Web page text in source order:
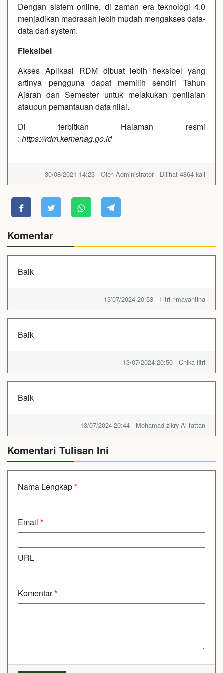
Dengan sistem online, di zaman era teknologi 4.0
menjadikan madrasah lebih mudah mengakses data-
data dari system.
Fleksibel
Akses Aplikasi RDM dibuat lebih fleksibel yang
artinya pengguna dapat memilih sendiri Tahun
Ajaran dan Semester untuk melakukan penilaian
ataupun pemantauan data nilai.
Di terbitkan Halaman resmi
: https://rdm.kemenag.go.id
30/08/2021 14:23 - Oleh Administrator - Dilihat 4864 kali
Komentar
Baik
13/07/2024 20:53 - Fitri rimayantina
Baik
13/07/2024 20:50 - Chika fitri
Baik
13/07/2024 20:44 - Mohamad zikry Al fattan
Komentari Tulisan Ini
Nama Lengkap*
Email *
URL
Komentar*